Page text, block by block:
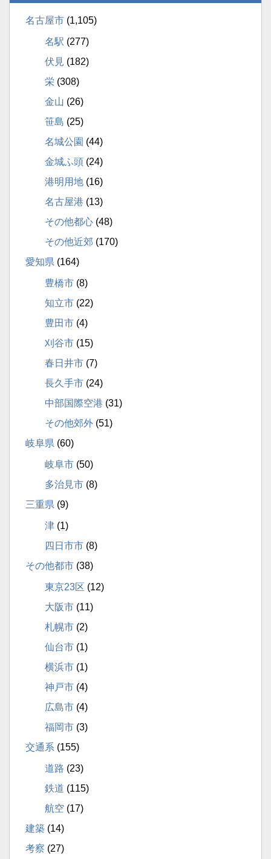
名古屋市 (1,105)
名駅 (277)
伏見 (182)
栄 (308)
金山 (26)
笹島 (25)
名城公園 (44)
金城ふ頭 (24)
港明用地 (16)
名古屋港 (13)
その他都心 (48)
その他近郊 (170)
愛知県 (164)
豊橋市 (8)
知立市 (22)
豊田市 (4)
刈谷市 (15)
春日井市 (7)
長久手市 (24)
中部国際空港 (31)
その他郊外 (51)
岐阜県 (60)
岐阜市 (50)
多治見市 (8)
三重県 (9)
津 (1)
四日市市 (8)
その他都市 (38)
東京23区 (12)
大阪市 (11)
札幌市 (2)
仙台市 (1)
横浜市 (1)
神戸市 (4)
広島市 (4)
福岡市 (3)
交通系 (155)
道路 (23)
鉄道 (115)
航空 (17)
建築 (14)
考察 (27)